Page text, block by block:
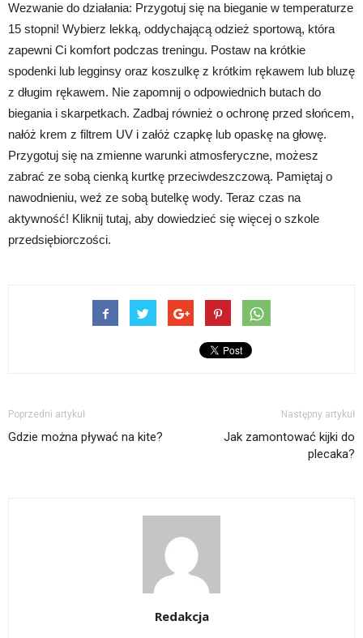
Wezwanie do działania: Przygotuj się na bieganie w temperaturze
15 stopni! Wybierz lekką, oddychającą odzież sportową, która
zapewni Ci komfort podczas treningu. Postaw na krótkie
spodenki lub legginsy oraz koszulkę z krótkim rękawem lub bluzę
z długim rękawem. Nie zapomnij o odpowiednich butach do
biegania i skarpetkach. Zadbaj również o ochronę przed słońcem,
nałóż krem z filtrem UV i załóż czapkę lub opaskę na głowę.
Przygotuj się na zmienne warunki atmosferyczne, możesz
zabrać ze sobą cienką kurtkę przeciwdeszczową. Pamiętaj o
nawodnieniu, weź ze sobą butelkę wody. Teraz czas na
aktywność! Kliknij tutaj, aby dowiedzieć się więcej o szkole
przedsiębiorczości.
Poprzedni artykuł
Gdzie można pływać na kite?
Następny artykuł
Jak zamontować kijki do
plecaka?
Redakcja